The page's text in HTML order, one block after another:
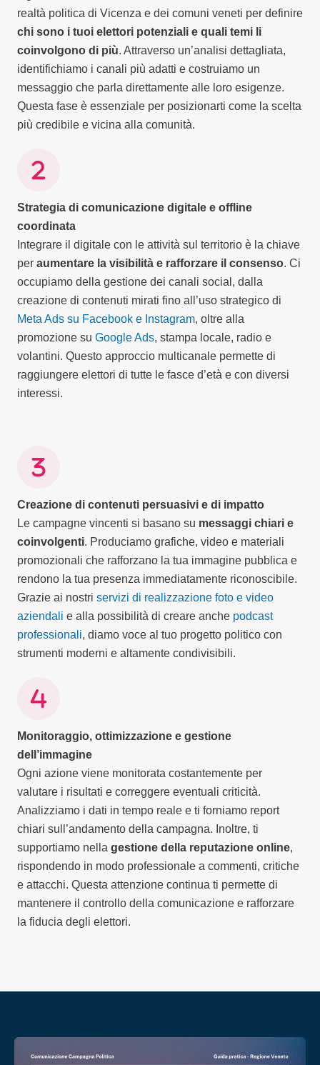
realtà politica di Vicenza e dei comuni veneti per definire
chi sono i tuoi elettori potenziali e quali temi li
coinvolgono di più. Attraverso un’analisi dettagliata,
identifichiamo i canali più adatti e costruiamo un
messaggio che parla direttamente alle loro esigenze.
Questa fase è essenziale per posizionarti come la scelta
più credibile e vicina alla comunità.
Strategia di comunicazione digitale e offline
coordinata
Integrare il digitale con le attività sul territorio è la chiave
per aumentare la visibilità e rafforzare il consenso. Ci
occupiamo della gestione dei canali social, dalla
creazione di contenuti mirati fino all’uso strategico di
Meta Ads su Facebook e Instagram, oltre alla
promozione su Google Ads, stampa locale, radio e
volantini. Questo approccio multicanale permette di
raggiungere elettori di tutte le fasce d’età e con diversi
interessi.
Creazione di contenuti persuasivi e di impatto
Le campagne vincenti si basano su messaggi chiari e
coinvolgenti. Produciamo grafiche, video e materiali
promozionali che rafforzano la tua immagine pubblica e
rendono la tua presenza immediatamente riconoscibile.
Grazie ai nostri servizi di realizzazione foto e video
aziendali e alla possibilità di creare anche podcast
professionali, diamo voce al tuo progetto politico con
strumenti moderni e altamente condivisibili.
Monitoraggio, ottimizzazione e gestione
dell’immagine
Ogni azione viene monitorata costantemente per
valutare i risultati e correggere eventuali criticità.
Analizziamo i dati in tempo reale e ti forniamo report
chiari sull’andamento della campagna. Inoltre, ti
supportiamo nella gestione della reputazione online,
rispondendo in modo professionale a commenti, critiche
e attacchi. Questa attenzione continua ti permette di
mantenere il controllo della comunicazione e rafforzare
la fiducia degli elettori.